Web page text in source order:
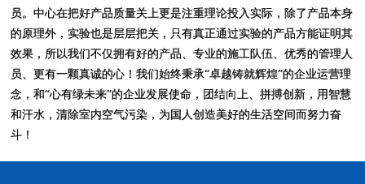
员。中心在把好产品质量关上更是注重理论投入实际，除了产品本身
的原理外，实验也是层层把关，只有真正通过实验的产品方能证明其
效果，所以我们不仅拥有好的产品、专业的施工队伍、优秀的管理人
员、更有一颗真诚的心！我们始终秉承“卓越铸就辉煌”的企业运营理
念，和“心有绿未来”的企业发展使命，团结向上、拼搏创新，用智慧
和汗水，清除室内空气污染，为国人创造美好的生活空间而努力奋
斗！